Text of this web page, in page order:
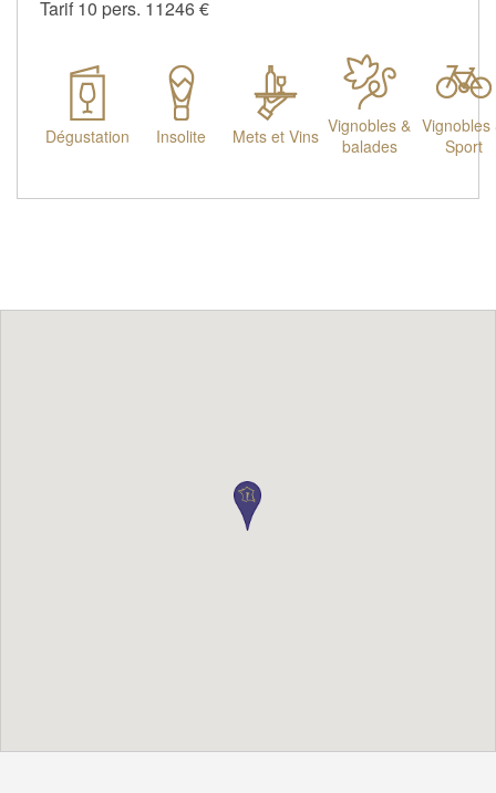
Tarif 10 pers. 11246 €
Dégustation Insolite Mets et Vins Vignobles &
balades
Vignobles
Sport